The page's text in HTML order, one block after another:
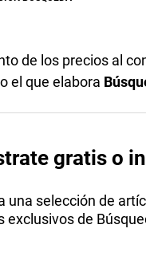
de los precios al
el que elabora
gratis o
una selección de
exclusivos de